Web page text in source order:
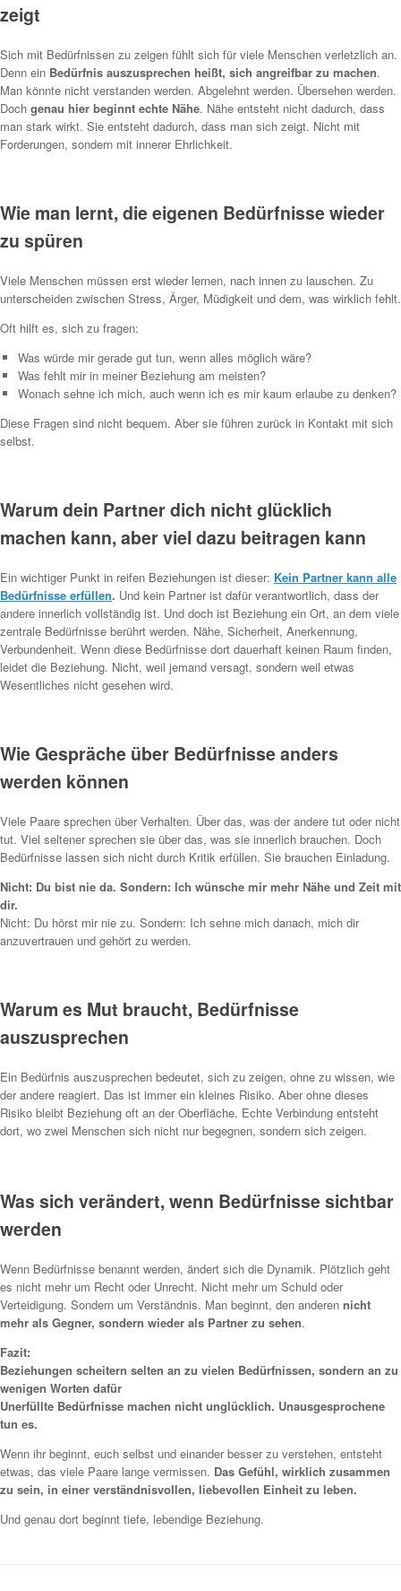
zeigt
Sich mit Bedürfnissen zu zeigen fühlt sich für viele Menschen verletzlich an.
Denn ein Bedürfnis auszusprechen heißt, sich angreifbar zu machen.
Man könnte nicht verstanden werden. Abgelehnt werden. Übersehen werden.
Doch genau hier beginnt echte Nähe. Nähe entsteht nicht dadurch, dass
man stark wirkt. Sie entsteht dadurch, dass man sich zeigt. Nicht mit
Forderungen, sondern mit innerer Ehrlichkeit.
Wie man lernt, die eigenen Bedürfnisse wieder
zu spüren
Viele Menschen müssen erst wieder lernen, nach innen zu lauschen. Zu
unterscheiden zwischen Stress, Ärger, Müdigkeit und dem, was wirklich fehlt.
Oft hilft es, sich zu fragen:
Was würde mir gerade gut tun, wenn alles möglich wäre?
Was fehlt mir in meiner Beziehung am meisten?
Wonach sehne ich mich, auch wenn ich es mir kaum erlaube zu denken?
Diese Fragen sind nicht bequem. Aber sie führen zurück in Kontakt mit sich
selbst.
Warum dein Partner dich nicht glücklich
machen kann, aber viel dazu beitragen kann
Ein wichtiger Punkt in reifen Beziehungen ist dieser: Kein Partner kann alle
Bedürfnisse erfüllen. Und kein Partner ist dafür verantwortlich, dass der
andere innerlich vollständig ist. Und doch ist Beziehung ein Ort, an dem viele
zentrale Bedürfnisse berührt werden. Nähe, Sicherheit, Anerkennung,
Verbundenheit. Wenn diese Bedürfnisse dort dauerhaft keinen Raum finden,
leidet die Beziehung. Nicht, weil jemand versagt, sondern weil etwas
Wesentliches nicht gesehen wird.
Wie Gespräche über Bedürfnisse anders
werden können
Viele Paare sprechen über Verhalten. Über das, was der andere tut oder nicht
tut. Viel seltener sprechen sie über das, was sie innerlich brauchen. Doch
Bedürfnisse lassen sich nicht durch Kritik erfüllen. Sie brauchen Einladung.
Nicht: Du bist nie da. Sondern: Ich wünsche mir mehr Nähe und Zeit mit
dir.
Nicht: Du hörst mir nie zu. Sondern: Ich sehne mich danach, mich dir
anzuvertrauen und gehört zu werden.
Warum es Mut braucht, Bedürfnisse
auszusprechen
Ein Bedürfnis auszusprechen bedeutet, sich zu zeigen, ohne zu wissen, wie
der andere reagiert. Das ist immer ein kleines Risiko. Aber ohne dieses
Risiko bleibt Beziehung oft an der Oberfläche. Echte Verbindung entsteht
dort, wo zwei Menschen sich nicht nur begegnen, sondern sich zeigen.
Was sich verändert, wenn Bedürfnisse sichtbar
werden
Wenn Bedürfnisse benannt werden, ändert sich die Dynamik. Plötzlich geht
es nicht mehr um Recht oder Unrecht. Nicht mehr um Schuld oder
Verteidigung. Sondern um Verständnis. Man beginnt, den anderen nicht
mehr als Gegner, sondern wieder als Partner zu sehen.
Fazit:
Beziehungen scheitern selten an zu vielen Bedürfnissen, sondern an zu
wenigen Worten dafür
Unerfüllte Bedürfnisse machen nicht unglücklich. Unausgesprochene
tun es.
Wenn ihr beginnt, euch selbst und einander besser zu verstehen, entsteht
etwas, das viele Paare lange vermissen. Das Gefühl, wirklich zusammen
zu sein, in einer verständnisvollen, liebevollen Einheit zu leben.
Und genau dort beginnt tiefe, lebendige Beziehung.